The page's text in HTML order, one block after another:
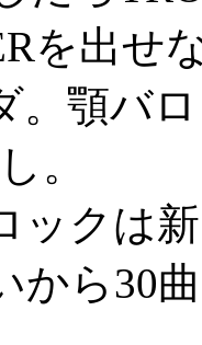
を出せ
。顎バ
。
ックは
から30